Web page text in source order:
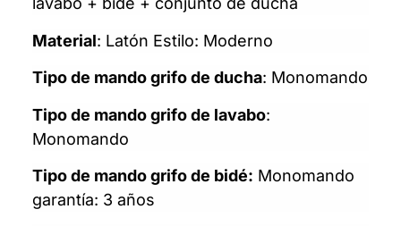
Material: Latón Estilo: Moderno
Tipo de mando grifo de ducha: Monomando
Tipo de mando grifo de lavabo:
Monomando
Tipo de mando grifo de bidé: Monomando
garantía: 3 años